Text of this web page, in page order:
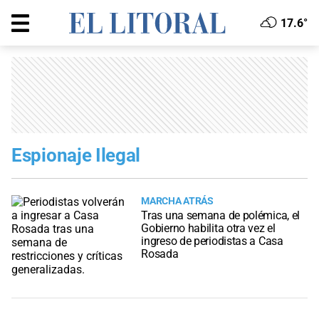
17.6°
Espionaje Ilegal
MARCHA ATRÁS
Tras una semana de polémica, el
Gobierno habilita otra vez el
ingreso de periodistas a Casa
Rosada